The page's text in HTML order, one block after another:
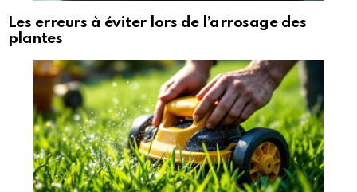
Les erreurs à éviter lors de l’arrosage des
plantes